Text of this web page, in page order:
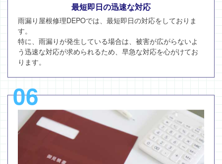
最短即日の迅速な対応
雨漏り屋根修理DEPOでは、最短即日の対応をしておりま
す。
特に、雨漏りが発生している場合は、被害が広がらないよ
う迅速な対応が求められるため、早急な対応を心がけてお
ります。
06